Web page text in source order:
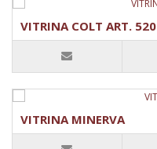
VITRINA COLT ART. 520
VITRINA MINERVA